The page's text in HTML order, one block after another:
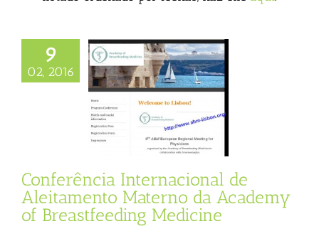
9
02, 2016
Internacional
Conferência Internacional de
Aleitamento Materno da Academy
of Breastfeeding Medicine